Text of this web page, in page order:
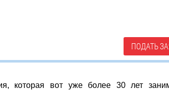
ПОДАТЬ
которая вот уже более 30 лет